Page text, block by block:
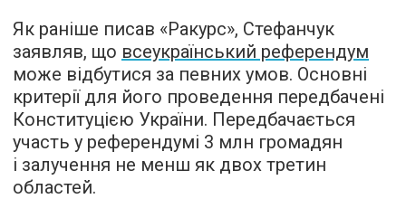
Як раніше писав «Ракурс», Стефанчук
заявляв, що всеукраїнський референдум
може відбутися за певних умов. Основні
критерії для його проведення передбачені
Конституцією України. Передбачається
участь у референдумі 3 млн громадян
і залучення не менш як двох третин
областей.